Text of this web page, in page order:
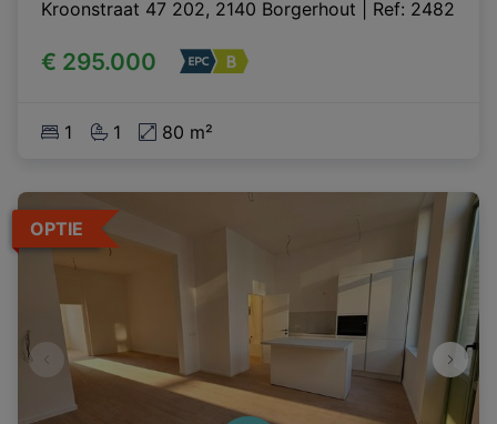
Kroonstraat 47 202, 2140 Borgerhout
Ref: 2482
€ 295.000
1 1 80 m²
OPTIE